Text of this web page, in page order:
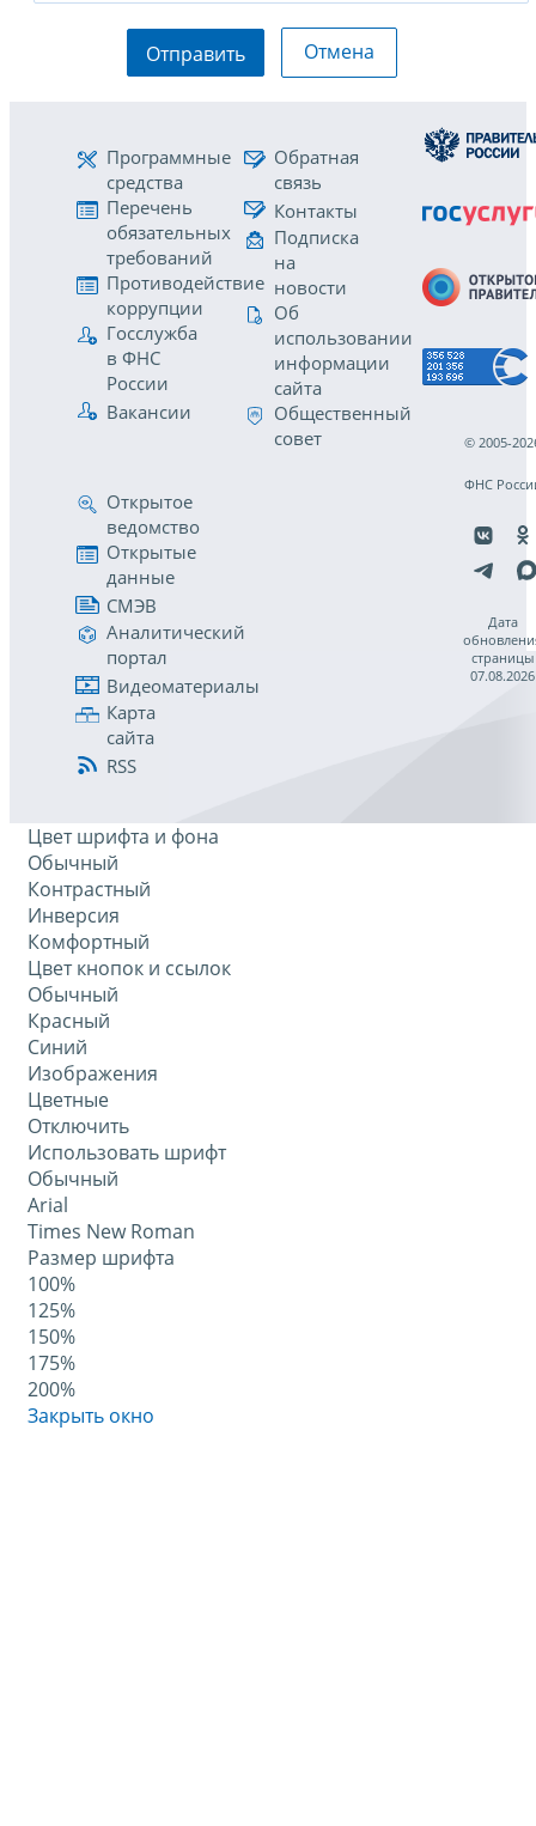
Отправить Отмена
Программные
средства
Перечень
обязательных
требований
Противодействие
коррупции
Госслужба
в ФНС
России
Вакансии
Обратная
связь
Контакты
Подписка
на
новости
Об
использовании
информации
сайта
Общественный
совет
Открытое
ведомство
Открытые
данные
СМЭВ
Аналитический
портал
Видеоматериалы
Карта
сайта
RSS
© 2005-
ФНС
Дата
страницы
07.08.2026
Цвет шрифта и фона
Обычный
Контрастный
Инверсия
Комфортный
Цвет кнопок и ссылок
Обычный
Красный
Синий
Изображения
Цветные
Отключить
Использовать шрифт
Обычный
Arial
Times New Roman
Размер шрифта
100%
125%
150%
175%
200%
Закрыть окно